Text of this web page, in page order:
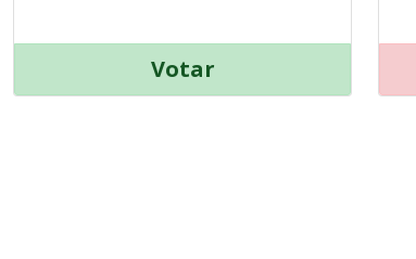
Votar